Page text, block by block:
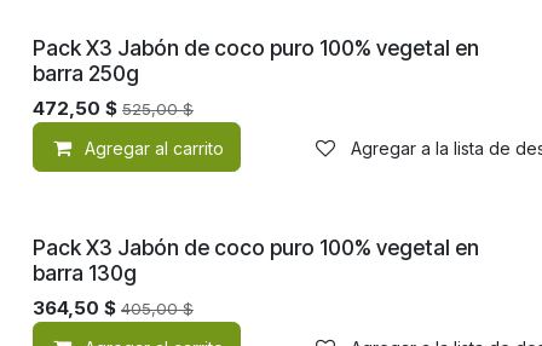
Pack X3 Jabón de coco puro 100% vegetal en
barra 250g
472,50 $ 525,00$
Agregar al carrito Agregar a la lista de
Pack X3 Jabón de coco puro 100% vegetal en
barra 130g
364,50 $ 405,00$